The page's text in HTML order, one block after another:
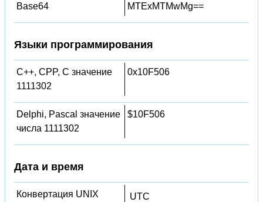
Base64 MTExMTMwMg==
Языки программирования
C++, CPP, C значение
1111302
0x10F506
Delphi, Pascal значение
числа 1111302
$10F506
Дата и время
Конвертация UNIX
UTC